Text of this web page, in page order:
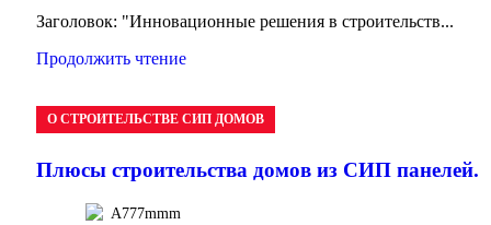
Заголовок: "Инновационные решения в строительств...
Продолжить чтение
О СТРОИТЕЛЬСТВЕ СИП ДОМОВ
Плюсы строительства домов из СИП панелей.
A777mmm